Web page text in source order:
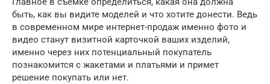
быть, как вы видите моделей и что хотите донести. Ведь
в современном мире интернет-продаж именно фото и
видео станут визитной карточкой ваших изделий,
именно через них потенциальный покупатель
познакомится с жакетами и платьями и примет
решение покупать или нет.